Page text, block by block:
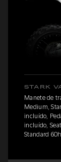
STARK
Manete de
Medium,
incluído,
incluído,
Standard